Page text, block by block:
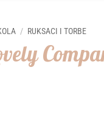
/ RUKSACI I TORBE